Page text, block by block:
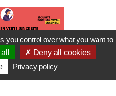
you control over what you want to
Deny all cookies
Privacy policy